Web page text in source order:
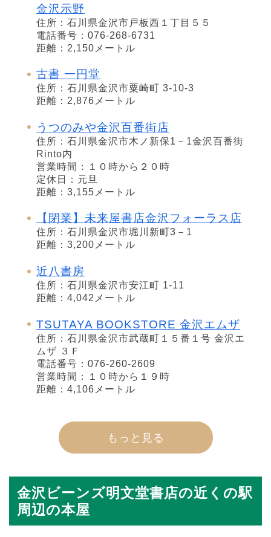
金沢示野
住所：石川県金沢市戸板西１丁目５５
電話番号：076-268-6731
距離：2,150メートル
古書 一円堂
住所：石川県金沢市粟崎町 3-10-3
距離：2,876メートル
うつのみや金沢百番街店
住所：石川県金沢市木ノ新保1－1金沢百番街
Rinto内
営業時間：１０時から２０時
定休日：元旦
距離：3,155メートル
【閉業】未来屋書店金沢フォーラス店
住所：石川県金沢市堀川新町3－1
距離：3,200メートル
近八書房
住所：石川県金沢市安江町 1-11
距離：4,042メートル
TSUTAYA BOOKSTORE 金沢エムザ
住所：石川県金沢市武蔵町１５番１号 金沢エ
ムザ ３Ｆ
電話番号：076-260-2609
営業時間：１０時から１９時
距離：4,106メートル
もっと見る
金沢ビーンズ明文堂書店の近くの駅
周辺の本屋